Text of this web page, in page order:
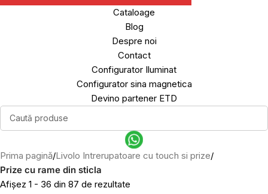
Cataloage
Blog
Despre noi
Contact
Configurator Iluminat
Configurator sina magnetica
Devino partener ETD
Prima pagină/Livolo Intrerupatoare cu touch si prize/
Prize cu rame din sticla
Afișez 1 - 36 din 87 de rezultate